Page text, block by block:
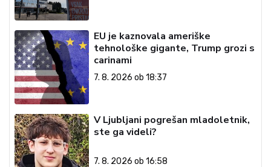
EU je kaznovala ameriške
tehnološke gigante, Trump grozi s
carinami
7. 8. 2026 ob 18:37
V Ljubljani pogrešan mladoletnik,
ste ga videli?
7. 8. 2026 ob 16:58